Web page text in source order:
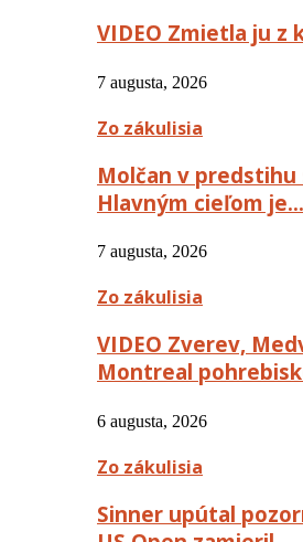
VIDEO Zmietla ju
7 augusta, 2026
Zo zákulisia
Molčan v predstihu
Hlavným cieľom je…
7 augusta, 2026
Zo zákulisia
VIDEO Zverev,
Montreal
6 augusta, 2026
Zo zákulisia
Sinner upútal